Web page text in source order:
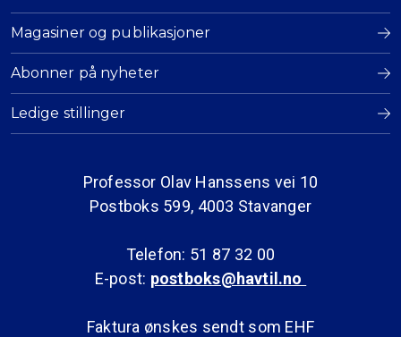
Magasiner og publikasjoner
Abonner på nyheter
Ledige stillinger
Professor Olav Hanssens vei 10
Postboks 599, 4003 Stavanger
Telefon: 51 87 32 00
E-post: postboks@havtil.no
Faktura ønskes sendt som EHF